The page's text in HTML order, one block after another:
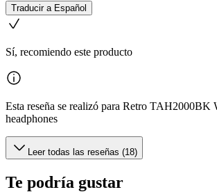
Traducir a Español
Sí, recomiendo este producto
Esta reseña se realizó para Retro TAH2000BK
headphones
Leer todas las reseñas (18)
Te podría gustar